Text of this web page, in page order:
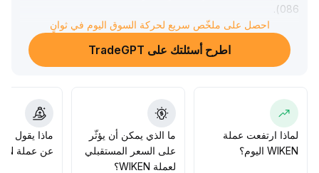
086)
يُنصح المستثمرون بالشراء عند التراجع وجني الأرباح في الوقت
المناسب على المدى القصير
لكن حجم التداول والعمولة لم يشهدا انتعاشاً ملحوظاً، وحماس
المتوسط والطويل وفرص الاتجاه المحدودة
من حيث الاستراتيجية، يجب التحكم بحجم الصفقات، متابعة
تطورات السيولة وحجم التداول باستمرار، الاعتماد على التداول
ضمن النطاقات وتجنب الشراء عند مستويات مرتفعة .
احصل على ملخّص سريع لحركة السوق اليوم في ثوانٍ
اطرح أسئلتك على TradeGPT
لماذا ارتفعت عملة
WIKEN اليوم؟
ما الذي يمكن أن يؤثّر
على السعر المستقبلي
لعملة WIKEN؟
ماذا يقول
عن عملة WIKEN؟